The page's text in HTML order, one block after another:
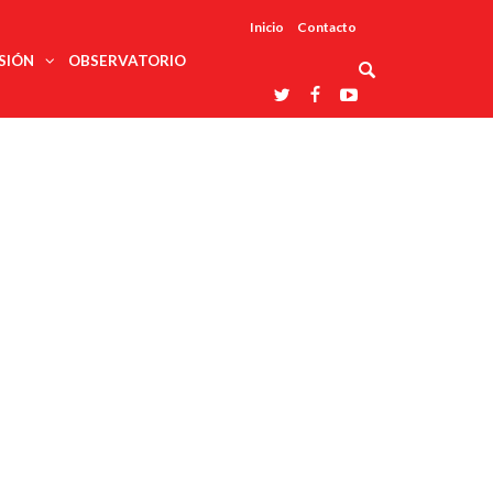
Inicio Contacto
OBSERVATORIO